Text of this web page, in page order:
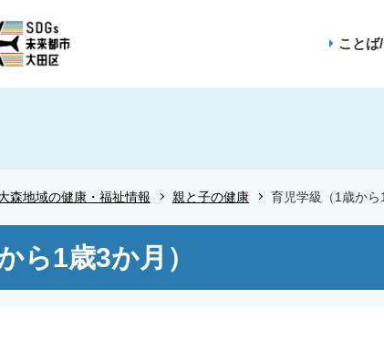
ことば
森地域の健康・福祉情報 親と子の健康 育児学級（1歳から
ら1歳3か月）